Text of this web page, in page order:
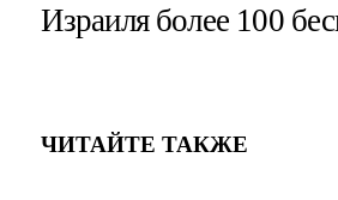
Израиля более 100
ЧИТАЙТЕ ТАКЖЕ